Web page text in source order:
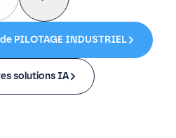
PILOTAGE INDUSTRIEL
solutions IA